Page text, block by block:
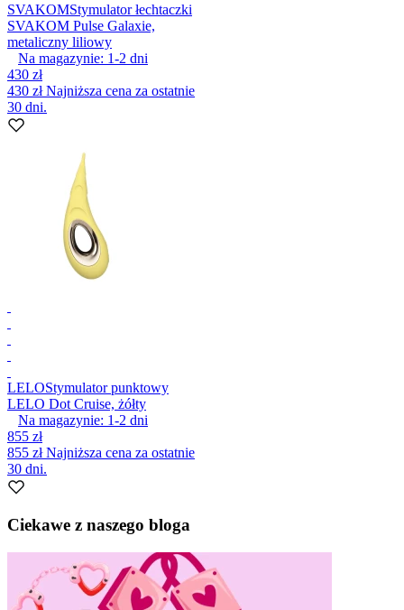
SVAKOMStymulator łechtaczki
SVAKOM Pulse Galaxie,
metaliczny liliowy
Na magazynie: 1-2 dni
430 zł
430 złNajniższa cena za ostatnie
30 dni.
LELOStymulator punktowy
LELO Dot Cruise, żółty
Na magazynie: 1-2 dni
855 zł
855 złNajniższa cena za ostatnie
30 dni.
Ciekawe z naszego bloga